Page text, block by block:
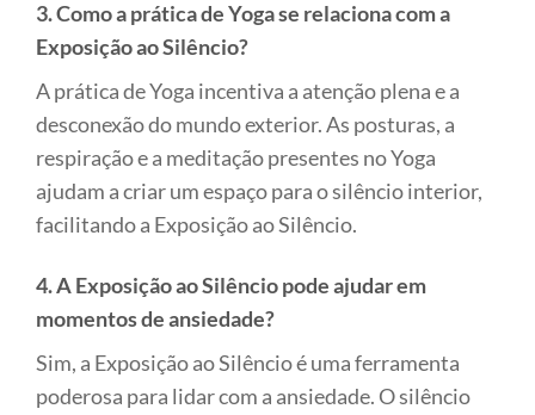
3. Como a prática de Yoga se relaciona com a
Exposição ao Silêncio?
A prática de Yoga incentiva a atenção plena e a
desconexão do mundo exterior. As posturas, a
respiração e a meditação presentes no Yoga
ajudam a criar um espaço para o silêncio interior,
facilitando a Exposição ao Silêncio.
4. A Exposição ao Silêncio pode ajudar em
momentos de ansiedade?
Sim, a Exposição ao Silêncio é uma ferramenta
poderosa para lidar com a ansiedade. O silêncio